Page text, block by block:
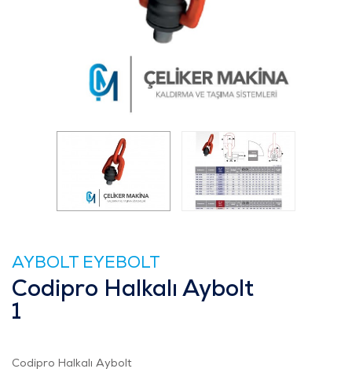
AYBOLT EYEBOLT
Codipro Halkalı Aybolt
1
Codipro Halkalı Aybolt